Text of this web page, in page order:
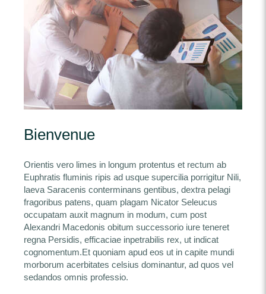
Bienvenue
Orientis vero limes in longum protentus et rectum ab
Euphratis fluminis ripis ad usque supercilia porrigitur Nili,
laeva Saracenis conterminans gentibus, dextra pelagi
fragoribus patens, quam plagam Nicator Seleucus
occupatam auxit magnum in modum, cum post
Alexandri Macedonis obitum successorio iure teneret
regna Persidis, efficaciae inpetrabilis rex, ut indicat
cognomentum.Et quoniam apud eos ut in capite mundi
morborum acerbitates celsius dominantur, ad quos vel
sedandos omnis professio.